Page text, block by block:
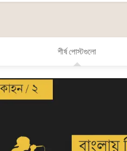
শীর্ষ পোস্টগুলো